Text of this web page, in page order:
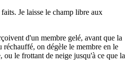
Je laisse le champ libre aux
d'un membre gelé, avant que la
réchauffé, on dégèle le membre en le
ou le frottant de neige jusqu'à ce que la